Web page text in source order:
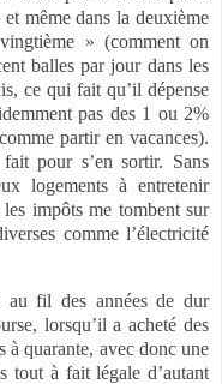
même dans la deuxième
» (comment on
balles par jour dans les
ce qui fait qu’il dépense
pas des 1 ou 2%
partir en vacances).
pour s’en sortir. Sans
logements à entretenir
impôts me tombent sur
comme l’électricité
au fil des années de dur
lorsqu’il a acheté des
à quarante, avec donc une
tout à fait légale d’autant